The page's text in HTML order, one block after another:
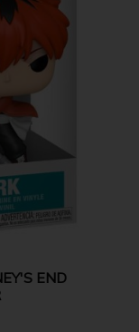
END